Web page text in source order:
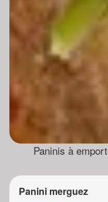
Paninis à
Panini merguez